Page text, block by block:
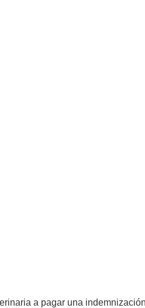
a pagar una